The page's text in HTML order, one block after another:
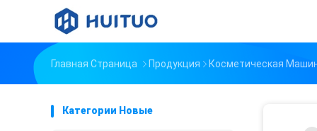
Главная Страница Продукция Косметическая
Категории Новые